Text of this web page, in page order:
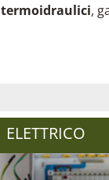
termoidraulici,
ELETTRICO